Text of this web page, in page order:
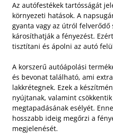
Az autófestékek tartósságát
környezeti hatások. A
gyanta vagy az útról felverődő
károsíthatják a fényezést.
tisztítani és ápolni az autó
A korszerű autóápolási
és bevonat található, ami
lakkrétegnek. Ezek a
nyújtanak, valamint
megtapadásának esélyét.
hosszabb ideig megőrzi a
megjelenését.